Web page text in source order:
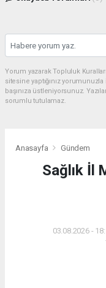
Yorum yazarak Topluluk
sitesine yaptığınız
başınıza üstleniyorsunuz.
sorumlu tutulamaz.
Anasayfa Gündem
Sağlık İl
03.08.2026 -